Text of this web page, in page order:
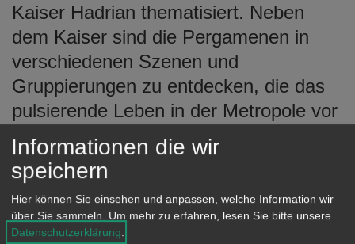
Kaiser Hadrian thematisiert. Neben
dem Kaiser sind die Pergamenen in
verschiedenen Szenen und
Gruppierungen zu entdecken, die das
pulsierende Leben in der Metropole vor
etwa 2000 Jahren verkörpern – eine
spannende Reise in die Vergangenheit.
Abfahrt: 8.30 Uhr, Bushaltestelle
Informationen die wir
speichern
Hier können Sie einsehen und anpassen, welche Information wir
über Sie sammeln.
Um mehr zu erfahren, lesen Sie bitte unsere
Datenschutzerklärung